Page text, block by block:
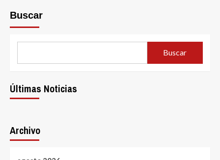
Buscar
Buscar
Últimas Noticias
Archivo